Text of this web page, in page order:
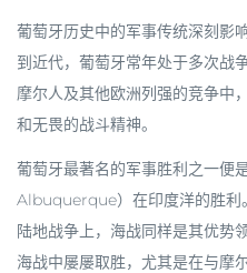
葡萄牙历史中的军事传统深刻影
到近代，葡萄牙常年处于多次战
摩尔人及其他欧洲列强的竞争中
和无畏的战斗精神。
葡萄牙最著名的军事胜利之一便
Albuquerque）在印度洋的胜利
陆地战争上，海战同样是其优势
海战中屡屡取胜，尤其是在与摩